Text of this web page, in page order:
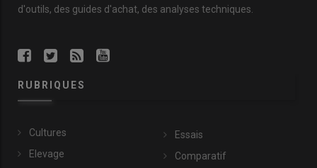
d'outils, des guides d'achat, des analyses techniques.
RUBRIQUES
Cultures
Elevage
Essais
Comparatif